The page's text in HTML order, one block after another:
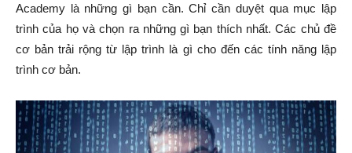
Academy là những gì bạn cần. Chỉ cần duyệt qua mục lập
trình của họ và chọn ra những gì bạn thích nhất. Các chủ đề
cơ bản trải rộng từ lập trình là gì cho đến các tính năng lập
trình cơ bản.